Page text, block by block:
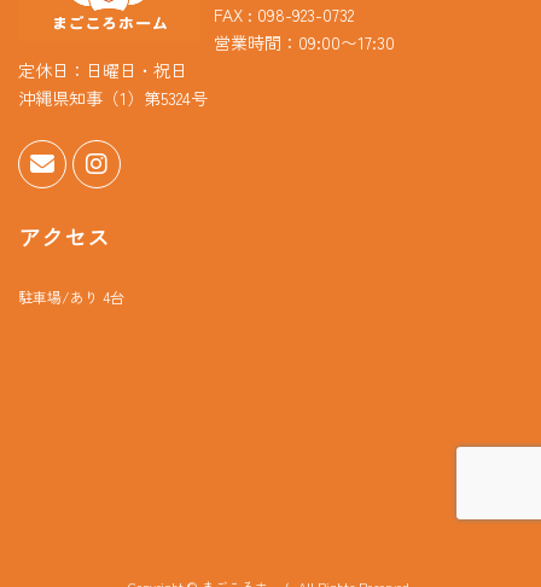
FAX : 098-923-0732
営業時間：09:00〜17:30
定休日：日曜日・祝日
沖縄県知事（1）第5324号
アクセス
駐車場/あり 4台